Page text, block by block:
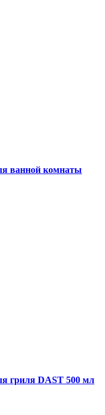
ванной комнаты
гриля DAST 500 мл